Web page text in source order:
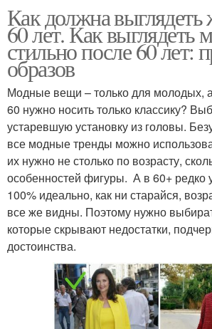
Как должна
60 лет. Как выглядеть
стильно после 60 лет:
образов
Модные вещи – только для молодых,
60 нужно носить только классику?
устаревшую установку из головы.
все модные тренды можно
их нужно не столько по возрасту,
особенностей фигуры. А в 60+ редко
100% идеально, как ни старайся,
все же видны. Поэтому нужно
которые скрывают недостатки,
достоинства.